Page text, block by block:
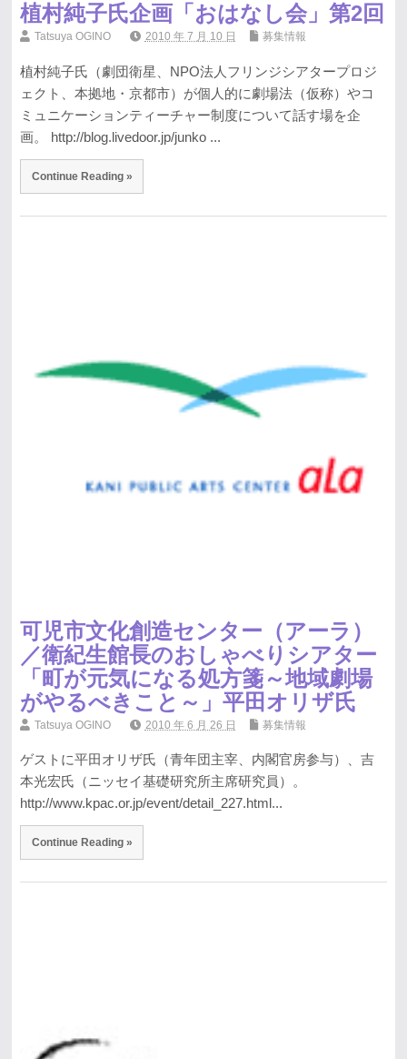
植村純子氏企画「おはなし会」第2回
Tatsuya OGINO 2010 年 7 月 10 日 募集情報
植村純子氏（劇団衛星、NPO法人フリンジシアタープロジ
ェクト、本拠地・京都市）が個人的に劇場法（仮称）やコ
ミュニケーションティーチャー制度について話す場を企
画。 http://blog.livedoor.jp/junko ...
Continue Reading »
可児市文化創造センター（アーラ）
／衛紀生館長のおしゃべりシアター
「町が元気になる処方箋～地域劇場
がやるべきこと～」平田オリザ氏
Tatsuya OGINO 2010 年 6 月 26 日 募集情報
ゲストに平田オリザ氏（青年団主宰、内閣官房参与）、吉
本光宏氏（ニッセイ基礎研究所主席研究員）。
http://www.kpac.or.jp/event/detail_227.html...
Continue Reading »